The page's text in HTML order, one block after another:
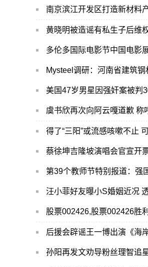
南京滨江开发区打造新材料
黄晓明被造谣有私生子后维
多伦多国际电影节中国电影
Mysteel调研：河南省建筑
美国47岁男星因强奸案被判
虞书欣再次向阿云嘎道歉 称
得了“三阳”或流感咳嗽不止
蔡徐坤吉隆坡演唱会官宣开
第39个教师节特别报道：强
汪小菲好友曝小S婚姻近况
股票002426,股票002426胜
后援会辟谣王一博出演《海
孙阳再发文劝导粉丝理智追